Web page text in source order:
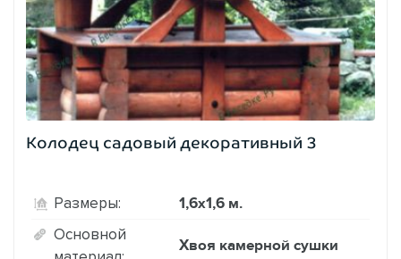
Колодец садовый декоративный 3
Размеры: 1,6х1,6 м.
Основной
Хвоя камерной сушки